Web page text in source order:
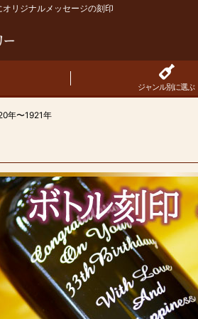
リジナルメッセージの刻印
ジャンル別に選ぶ
年〜1921年